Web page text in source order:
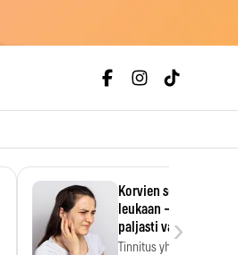
Korvien soiminen
leukaan – 47 349
paljasti vahvan
Tinnitus yhdistetään
›